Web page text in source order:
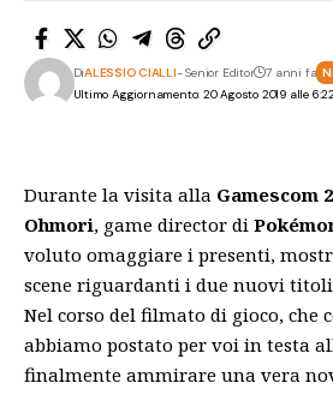
Ultimo Aggiornamento: 20 Agosto 2019 alle
DiALESSIO CIALLI- Senior Editor 7 anni fa
Durante la visita alla Gamescom
Ohmori, game director di
voluto omaggiare i presenti,
scene riguardanti i due nuovi titoli
Nel corso del filmato di gioco, che
abbiamo postato per voi in testa
finalmente ammirare una vera